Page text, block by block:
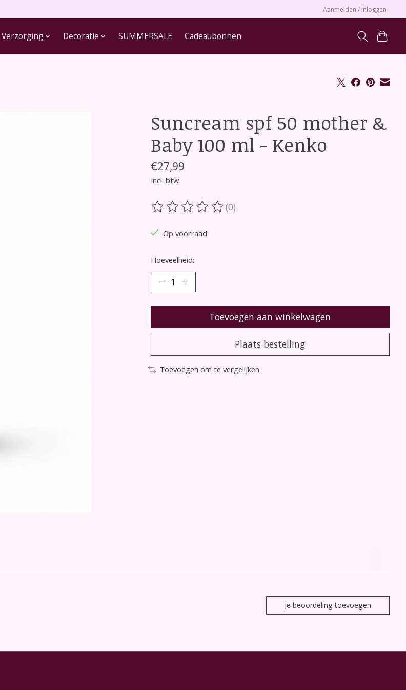
Aanmelden / Inloggen
Verzorging Decoratie SUMMERSALE Cadeaubonnen
Suncream spf 50 mother &
Baby 100 ml - Kenko
€27,99
Incl. btw
De beoordeling van dit product is
(0)
Op voorraad
Hoeveelheid:
Toevoegen aan winkelwagen
Plaats bestelling
Toevoegen om te vergelijken
Je beoordeling toevoegen